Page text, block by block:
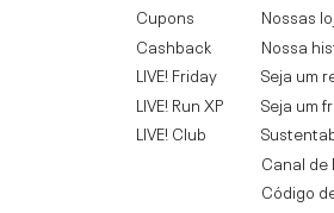
Cupons
Cashback
LIVE! Friday
LIVE! Run XP
LIVE! Club
Nossas
Nossa
Seja um
Seja um
Canal de
Código